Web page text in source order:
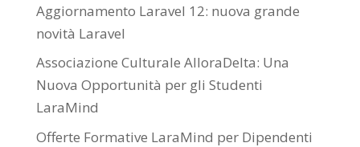
Aggiornamento Laravel 12: nuova grande
novità Laravel
Associazione Culturale AlloraDelta: Una
Nuova Opportunità per gli Studenti
LaraMind
Offerte Formative LaraMind per Dipendenti